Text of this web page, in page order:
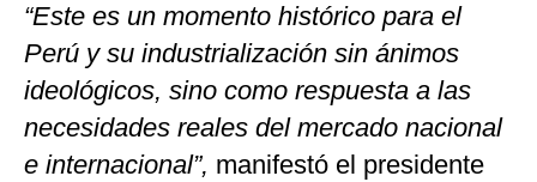
“Este es un momento histórico para el
Perú y su industrialización sin ánimos
ideológicos, sino como respuesta a las
necesidades reales del mercado nacional
e internacional”, manifestó el presidente